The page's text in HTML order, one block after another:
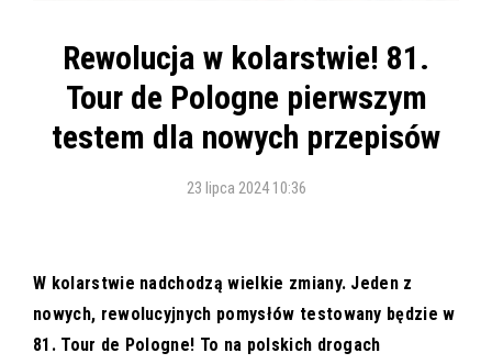
Rewolucja w kolarstwie! 81.
Tour de Pologne pierwszym
testem dla nowych przepisów
23 lipca 2024 10:36
W kolarstwie nadchodzą wielkie zmiany. Jeden z
nowych, rewolucyjnych pomysłów testowany będzie w
81. Tour de Pologne! To na polskich drogach